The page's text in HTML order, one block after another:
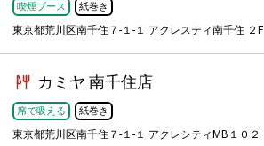
喫煙ブース 紙巻き
東京都荒川区南千住７-１-１ アクレスティ南千住 ２F
カミヤ 南千住店
席で吸える 紙巻き
東京都荒川区南千住７-１-１ アクレシティMB１０２